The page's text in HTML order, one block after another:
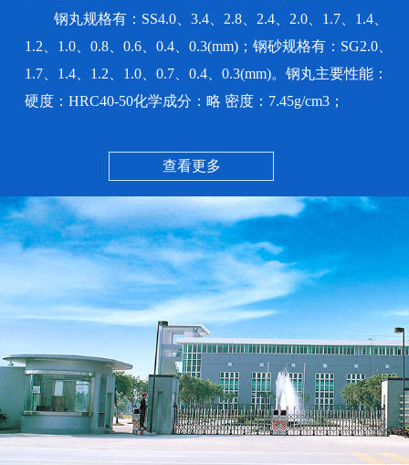
钢丸规格有：SS4.0、3.4、2.8、2.4、2.0、1.7、1.4、
1.2、1.0、0.8、0.6、0.4、0.3(mm)；钢砂规格有：SG2.0、
1.7、1.4、1.2、1.0、0.7、0.4、0.3(mm)。钢丸主要性能：
硬度：HRC40-50化学成分：略 密度：7.45g/cm3；
查看更多